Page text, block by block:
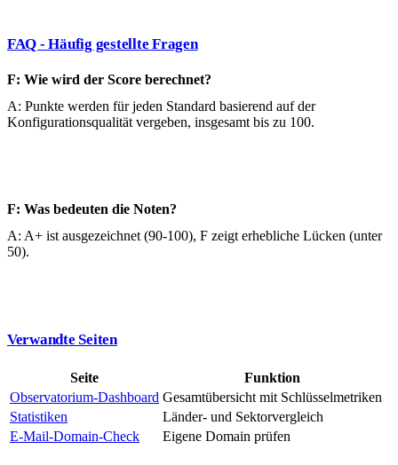
FAQ - Häufig gestellte Fragen
F: Wie wird der Score berechnet?
A: Punkte werden für jeden Standard basierend auf der
Konfigurationsqualität vergeben, insgesamt bis zu 100.
F: Was bedeuten die Noten?
A: A+ ist ausgezeichnet (90-100), F zeigt erhebliche Lücken (unter
50).
Verwandte Seiten
Seite
Funktion
Observatorium-Dashboard Gesamtübersicht mit Schlüsselmetriken
Statistiken
Länder- und Sektorvergleich
E-Mail-Domain-Check
Eigene Domain prüfen